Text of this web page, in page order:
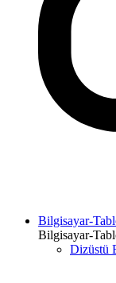
Bilgisayar-
Bilgisayar-
Dizüstü